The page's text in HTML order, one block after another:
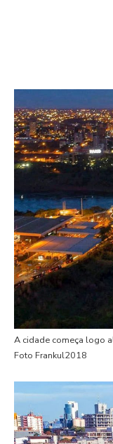
A cidade começa logo
Foto Frankul2018